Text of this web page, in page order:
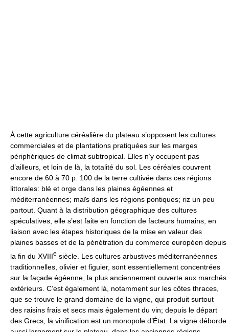
À cette agriculture céréalière du plateau s’opposent les cultures
commerciales et de plantations pratiquées sur les marges
périphériques de climat subtropical. Elles n’y occupent pas
d’ailleurs, et loin de là, la totalité du sol. Les céréales couvrent
encore de 60 à 70 p. 100 de la terre cultivée dans ces régions
littorales: blé et orge dans les plaines égéennes et
méditerranéennes; maïs dans les régions pontiques; riz un peu
partout. Quant à la distribution géographique des cultures
spéculatives, elle s’est faite en fonction de facteurs humains, en
liaison avec les étapes historiques de la mise en valeur des
plaines basses et de la pénétration du commerce européen depuis
la fin du XVIIIe siècle. Les cultures arbustives méditerranéennes
traditionnelles, olivier et figuier, sont essentiellement concentrées
sur la façade égéenne, la plus anciennement ouverte aux marchés
extérieurs. C’est également là, notamment sur les côtes thraces,
que se trouve le grand domaine de la vigne, qui produit surtout
des raisins frais et secs mais également du vin; depuis le départ
des Grecs, la vinification est un monopole d’État. La vigne déborde